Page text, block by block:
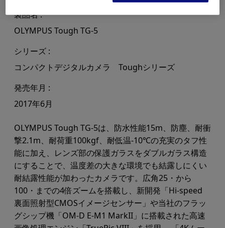
製品名
OLYMPUS Tough TG-5
シリーズ
コンパクトデジタルカメラ Toughシリーズ
発売年月
2017年6月
OLYMPUS Tough TG-5は、防水性能15m、防塵、耐衝
撃2.1m、耐荷重100kgf、耐低温-10℃の充実のタフ性
能に加え、レンズ部の保護ガラスをダブルガラス構造
にすることで、温度差の大きな環境でも結露しにくい
耐結露性能が加わったカメラです。広角25・から
100・までの4倍ズームを搭載し、新開発「Hi-speed
裏面照射型CMOSイメージセンサー」や当社のフラッ
グシップ機「OM-D E-M1 MarkII」に搭載された高速